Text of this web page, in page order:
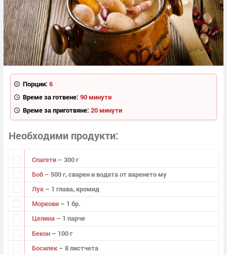
Порции: 6
Време за готвене: 90 минути
Време за приготвяне: 20 минути
Необходими продукти
Спагети – 300 г
Боб – 500 г, сварен и водата от варенето му
Лук – 1 глава, кромид
Моркови – 1 бр.
Целина – 1 парче
Бекон – 100 г
Босилек – 8 листчета